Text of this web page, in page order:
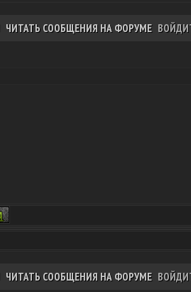
ЧИТАТЬ СООБЩЕНИЯ НА ФОРУМЕ
ЧИТАТЬ СООБЩЕНИЯ НА ФОРУМЕ